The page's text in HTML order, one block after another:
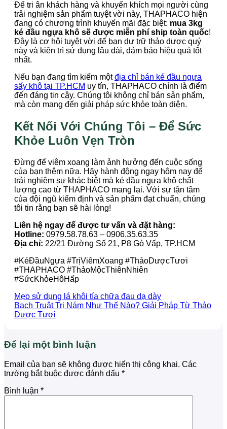
Để tri ân khách hàng và khuyến khích mọi người cùng
trải nghiệm sản phẩm tuyệt vời này, THAPHACO hiện
đang có chương trình khuyến mãi đặc biệt: mua 3kg
ké đầu ngựa khô sẽ được miễn phí ship toàn quốc!
Đây là cơ hội tuyệt vời để bạn dự trữ thảo dược quý
này và kiên trì sử dụng lâu dài, đảm bảo hiệu quả tốt
nhất.
Nếu bạn đang tìm kiếm mộtđịa chỉ bán ké đầu ngựa
sấy khô tại TP.HCM uy tín, THAPHACO chính là điểm
đến đáng tin cậy. Chúng tôi không chỉ bán sản phẩm,
mà còn mang đến giải pháp sức khỏe toàn diện.
Kết Nối Với Chúng Tôi – Để Sức
Khỏe Luôn Vẹn Tròn
Đừng để viêm xoang làm ảnh hưởng đến cuộc sống
của bạn thêm nữa. Hãy hành động ngay hôm nay để
trải nghiệm sự khác biệt mà ké đầu ngựa khô chất
lượng cao từ THAPHACO mang lại. Với sự tận tâm
của đội ngũ kiểm định và sản phẩm đạt chuẩn, chúng
tôi tin rằng bạn sẽ hài lòng!
Liên hệ ngay để được tư vấn và đặt hàng:
Hotline: 0979.58.78.63 – 0906.35.63.35
Địa chỉ: 22/21 Đường Số 21, P8 Gò Vấp, TP.HCM
#KéĐầuNgựa #TrịViêmXoang #ThảoDượcTươi
#THAPHACO #ThảoMộcThiênNhiên
#SứcKhỏeHôHấp
Mẹo sử dụng lá khôi tía chữa đau dạ dày
Bạch Truật Trị Nám Như Thế Nào? Giải Pháp Từ Thảo
Dược Tươi
Để lại một bình luận
Email của bạn sẽ không được hiển thị công khai. Các
trường bắt buộc được đánh dấu *
Bình luận *